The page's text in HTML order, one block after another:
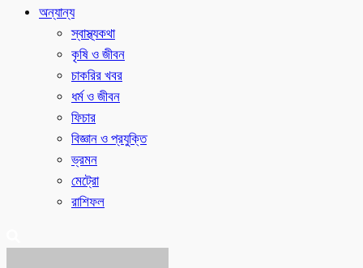
অন্যান্য
স্বাস্থ্যকথা
কৃষি ও জীবন
চাকরির খবর
ধর্ম ও জীবন
ফিচার
বিজ্ঞান ও প্রযুক্তি
ভ্রমন
মেট্রো
রাশিফল